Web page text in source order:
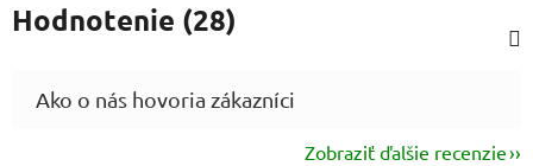
Hodnotenie (28)
Zobraziť ďalšie recenzie